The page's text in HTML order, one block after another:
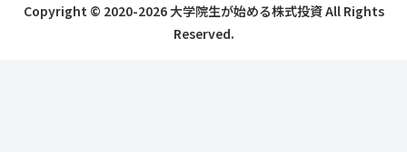
Copyright © 2020-2026 大学院生が始める株式投資 All Rights
Reserved.